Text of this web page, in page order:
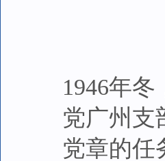
1946年
党广州支
党章的任